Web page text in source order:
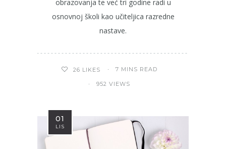
obrazovanja te već tri godine radi u
osnovnoj školi kao učiteljica razredne
nastave.
26 LIKES 7 MINS READ
952 VIEWS
01
LIS